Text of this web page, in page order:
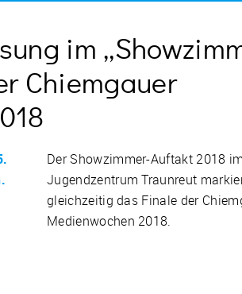
im
Chiemgauer
Der Showzimmer-Auftakt 2018 im
Jugendzentrum Traunreut
gleichzeitig das Finale der
Medienwochen 2018.